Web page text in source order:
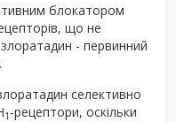
блокатором
що не
- первинний
селективно
1 -рецептори, оскільки